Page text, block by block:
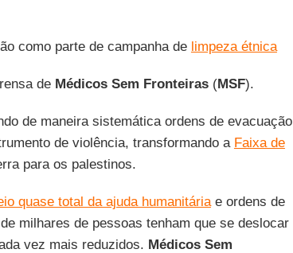
como parte de campanha de limpeza étnica
de Médicos Sem Fronteiras(MSF).
de maneira sistemática ordens de evacuação
de violência, transformando a Faixa de
para os palestinos.
quase total da ajuda humanitáriae ordens de
milhares de pessoas tenham que se deslocar
vez mais reduzidos. Médicos Sem